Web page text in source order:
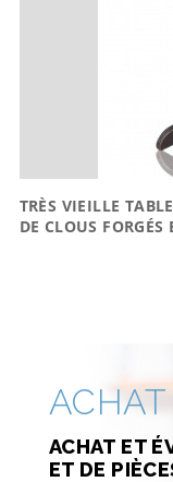
TRÈS VIEILLE
DE CLOUS FORGÉS
ACHAT
ACHAT ET
ET DE